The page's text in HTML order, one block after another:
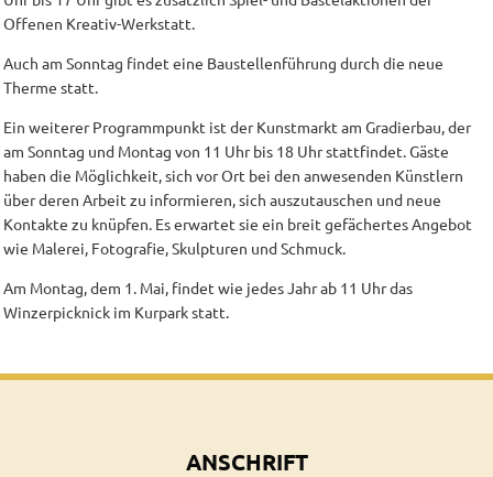
Offenen Kreativ-Werkstatt.
Auch am Sonntag findet eine Baustellenführung durch die neue
Therme statt.
Ein weiterer Programmpunkt ist der Kunstmarkt am Gradierbau, der
am Sonntag und Montag von 11 Uhr bis 18 Uhr stattfindet. Gäste
haben die Möglichkeit, sich vor Ort bei den anwesenden Künstlern
über deren Arbeit zu informieren, sich auszutauschen und neue
Kontakte zu knüpfen. Es erwartet sie ein breit gefächertes Angebot
wie Malerei, Fotografie, Skulpturen und Schmuck.
Am Montag, dem 1. Mai, findet wie jedes Jahr ab 11 Uhr das
Winzerpicknick im Kurpark statt.
ANSCHRIFT